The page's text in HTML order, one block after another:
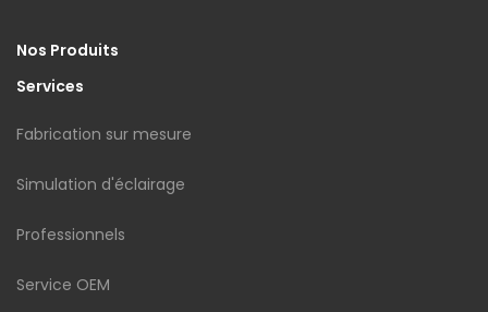
Nos Produits
Services
Fabrication sur mesure
Simulation d'éclairage
Professionnels
Service OEM